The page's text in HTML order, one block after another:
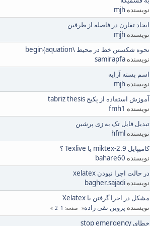
نویسنده mjh
ایجاد تقارن در فاصله از طرفین
نویسنده mjh
نحوه شکستن خط در محیط \begin{aquation
نویسنده samirapfa
اسم بسته آرایه
نویسنده mjh
آموزش استفاده از پکیج tabriz thesis
نویسنده fmh1
تبدیل فایل تک به زی پرشین
نویسنده hfml
کامیپایل miktex-2.9 یا Texlive ؟
نویسنده bahare60
در حالت اجرا نبودن xelatex
نویسنده bagher.sajadi
مشکل در اجرا گرفتن با Xelatex
نویسنده پروین نقی زاده صفحه 1
2
خطای stop emergency